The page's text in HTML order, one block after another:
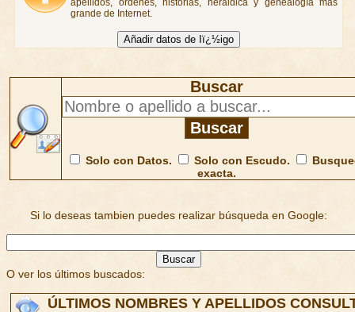
apellidos, ordenes, historias, heráldica y genealogía más
grande de Internet.
Buscar
Solo con Datos. Solo con Escudo.
exacta.
Si lo deseas tambien puedes realizar búsqueda en Google:
O ver los últimos buscados:
ÚLTIMOS NOMBRES Y APELLIDOS